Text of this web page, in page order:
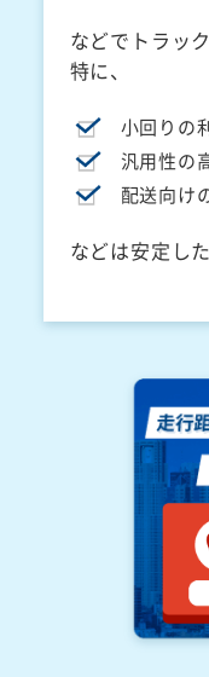
などでトラッ
特に、
小回りの
汎用性の
配送向け
などは安定し